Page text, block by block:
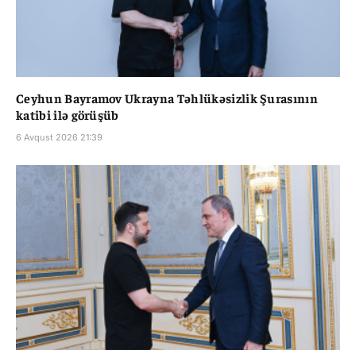
Ceyhun Bayramov Ukrayna Təhlükəsizlik Şurasının
katibi ilə görüşüb
6 Avqust 2026 21:39